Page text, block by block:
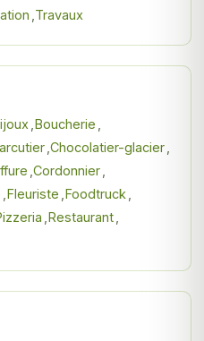
Travaux
Boucherie
Chocolatier-glacier
Cordonnier
Fleuriste Foodtruck
Restaurant